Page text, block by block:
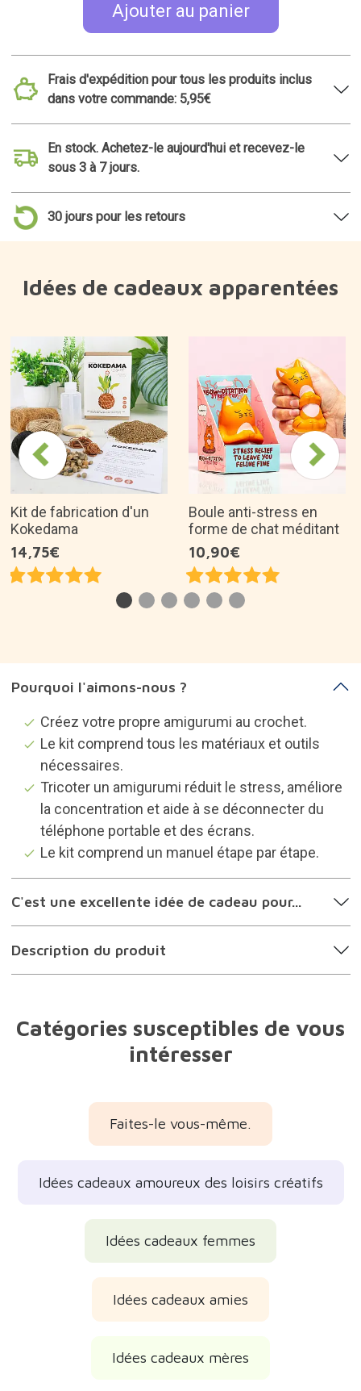
Ajouter au panier
Frais d'expédition pour tous les produits inclus
dans votre commande: 5,95€
En stock. Achetez-le aujourd'hui et recevez-le
sous 3 à 7 jours.
30 jours pour les retours
Idées de cadeaux apparentées
Kit de fabrication d'un
Kokedama
14,75€
Boule anti-stress en
forme de chat méditant
10,90€
Pourquoi l'aimons-nous ?
Créez votre propre amigurumi au crochet.
Le kit comprend tous les matériaux et outils
nécessaires.
Tricoter un amigurumi réduit le stress, améliore
la concentration et aide à se déconnecter du
téléphone portable et des écrans.
Le kit comprend un manuel étape par étape.
C'est une excellente idée de cadeau pour...
Description du produit
Catégories susceptibles de vous
intéresser
Faites-le vous-même.
Idées cadeaux amoureux des loisirs créatifs
Idées cadeaux femmes
Idées cadeaux amies
Idées cadeaux mères